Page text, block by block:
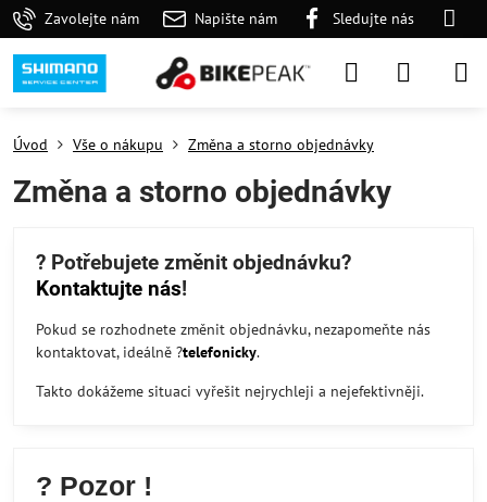
Zavolejte nám Napište nám Sledujte nás
Úvod Vše o nákupu Změna a storno objednávky
Změna a storno objednávky
? Potřebujete změnit objednávku?
Kontaktujte nás!
Pokud se rozhodnete změnit objednávku, nezapomeňte nás
kontaktovat, ideálně ?telefonicky.
Takto dokážeme situaci vyřešit nejrychleji a nejefektivněji.
? Pozor !